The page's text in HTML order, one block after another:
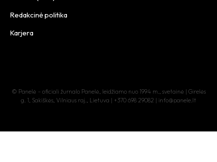
Redakcinė politika
Karjera
© Panelė – oficiali žurnalo Panelė, leidžiamo nuo 1994 m., svetainė | Girelės
g. 1, Sakiškės, Vilniaus raj., Lietuva | +370 698 29082 | info@panele.lt